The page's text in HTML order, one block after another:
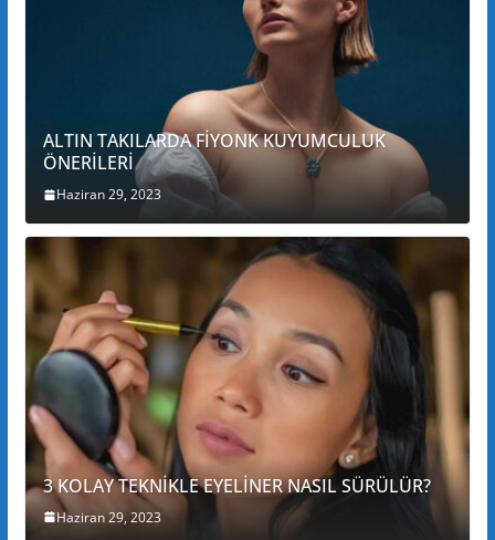
ALTIN TAKILARDA FİYONK KUYUMCULUK
ÖNERİLERİ
Haziran 29, 2023
3 KOLAY TEKNİKLE EYELİNER NASIL SÜRÜLÜR?
Haziran 29, 2023